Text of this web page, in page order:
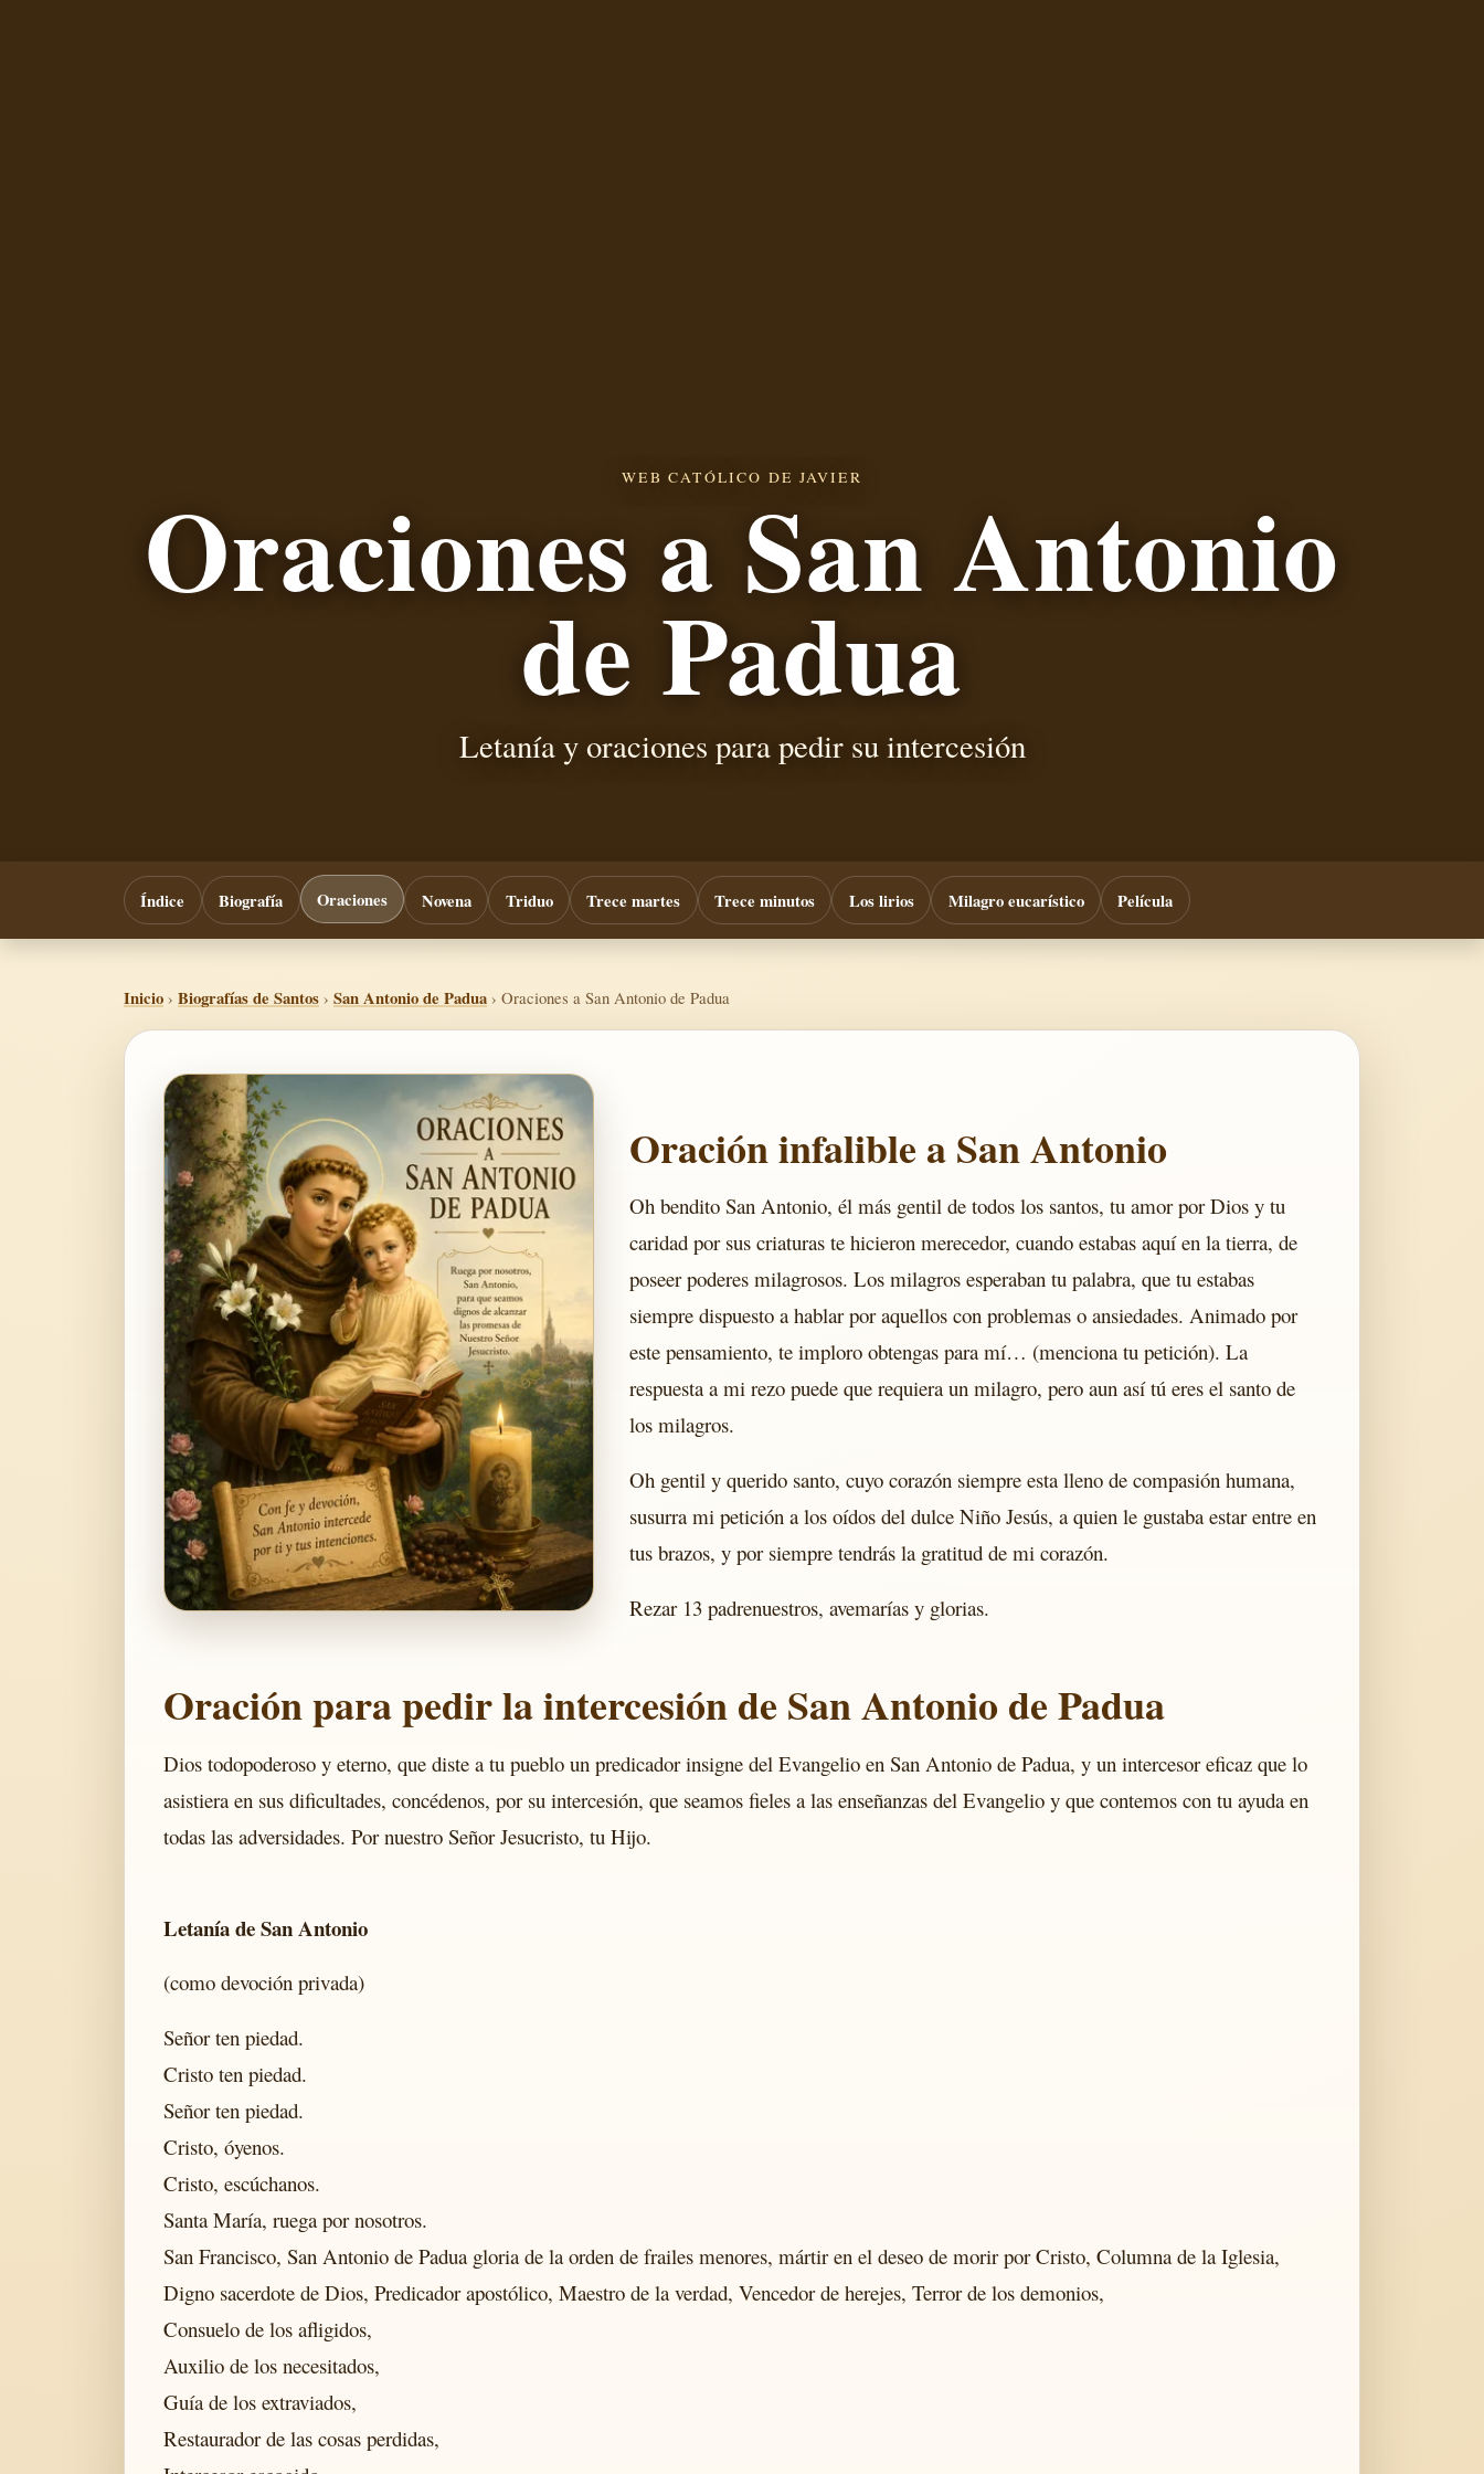
WEB CATÓLICO DE JAVIER
Oraciones a San Antonio
de Padua
Letanía y oraciones para pedir su intercesión
Índice Biografía Oraciones Novena Triduo Trece martes Trece minutos Los lirios Milagro eucarístico Película
Inicio › Biografías de Santos › San Antonio de Padua › Oraciones a San Antonio de Padua
Oración infalible a San Antonio
Oh bendito San Antonio, él más gentil de todos los santos, tu amor por Dios y tu
caridad por sus criaturas te hicieron merecedor, cuando estabas aquí en la tierra, de
poseer poderes milagrosos. Los milagros esperaban tu palabra, que tu estabas
siempre dispuesto a hablar por aquellos con problemas o ansiedades. Animado por
este pensamiento, te imploro obtengas para mí… (menciona tu petición). La
respuesta a mi rezo puede que requiera un milagro, pero aun así tú eres el santo de
los milagros.
Oh gentil y querido santo, cuyo corazón siempre esta lleno de compasión humana,
susurra mi petición a los oídos del dulce Niño Jesús, a quien le gustaba estar entre en
tus brazos, y por siempre tendrás la gratitud de mi corazón.
Rezar 13 padrenuestros, avemarías y glorias.
Oración para pedir la intercesión de San Antonio de Padua
Dios todopoderoso y eterno, que diste a tu pueblo un predicador insigne del Evangelio en San Antonio de Padua, y un intercesor eficaz que lo
asistiera en sus dificultades, concédenos, por su intercesión, que seamos fieles a las enseñanzas del Evangelio y que contemos con tu ayuda en
todas las adversidades. Por nuestro Señor Jesucristo, tu Hijo.
Letanía de San Antonio
(como devoción privada)
Señor ten piedad.
Cristo ten piedad.
Señor ten piedad.
Cristo, óyenos.
Cristo, escúchanos.
Santa María, ruega por nosotros.
San Francisco, San Antonio de Padua gloria de la orden de frailes menores, mártir en el deseo de morir por Cristo, Columna de la Iglesia,
Digno sacerdote de Dios, Predicador apostólico, Maestro de la verdad, Vencedor de herejes, Terror de los demonios,
Consuelo de los afligidos,
Auxilio de los necesitados,
Guía de los extraviados,
Restaurador de las cosas perdidas,